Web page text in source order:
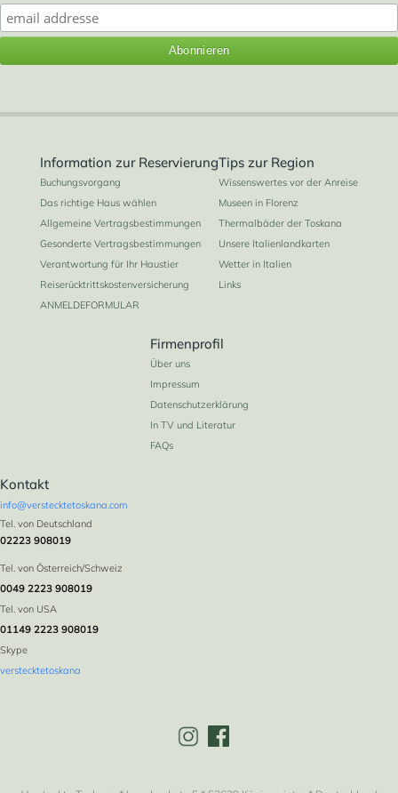
Information zur Reservierung
Buchungsvorgang
Das richtige Haus wählen
Allgemeine Vertragsbestimmungen
Gesonderte Vertragsbestimmungen
Verantwortung für Ihr Haustier
Reiserücktrittskostenversicherung
ANMELDEFORMULAR
Tips zur Region
Wissenswertes vor der Anreise
Museen in Florenz
Thermalbäder der Toskana
Unsere Italienlandkarten
Wetter in Italien
Links
Firmenprofil
Über uns
Impressum
Datenschutzerklärung
In TV und Literatur
FAQs
Kontakt
info@verstecktetoskana.com
Tel. von Deutschland
02223 908019
Tel. von Österreich/Schweiz
0049 2223 908019
Tel. von USA
01149 2223 908019
Skype
verstecktetoskana